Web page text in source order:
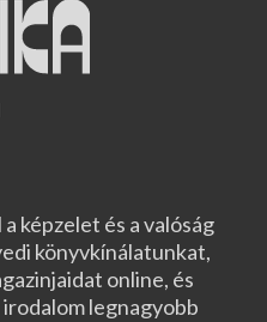
képzelet és a valóság
könyvkínálatunkat,
online, és
legnagyobb